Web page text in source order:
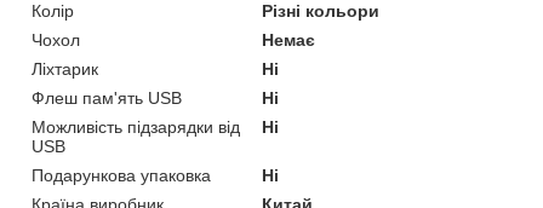
Колір
Різні кольори
Чохол
Немає
Ліхтарик
Ні
Флеш пам'ять USB
Ні
Можливість підзарядки від
USB
Ні
Подарункова упаковка
Ні